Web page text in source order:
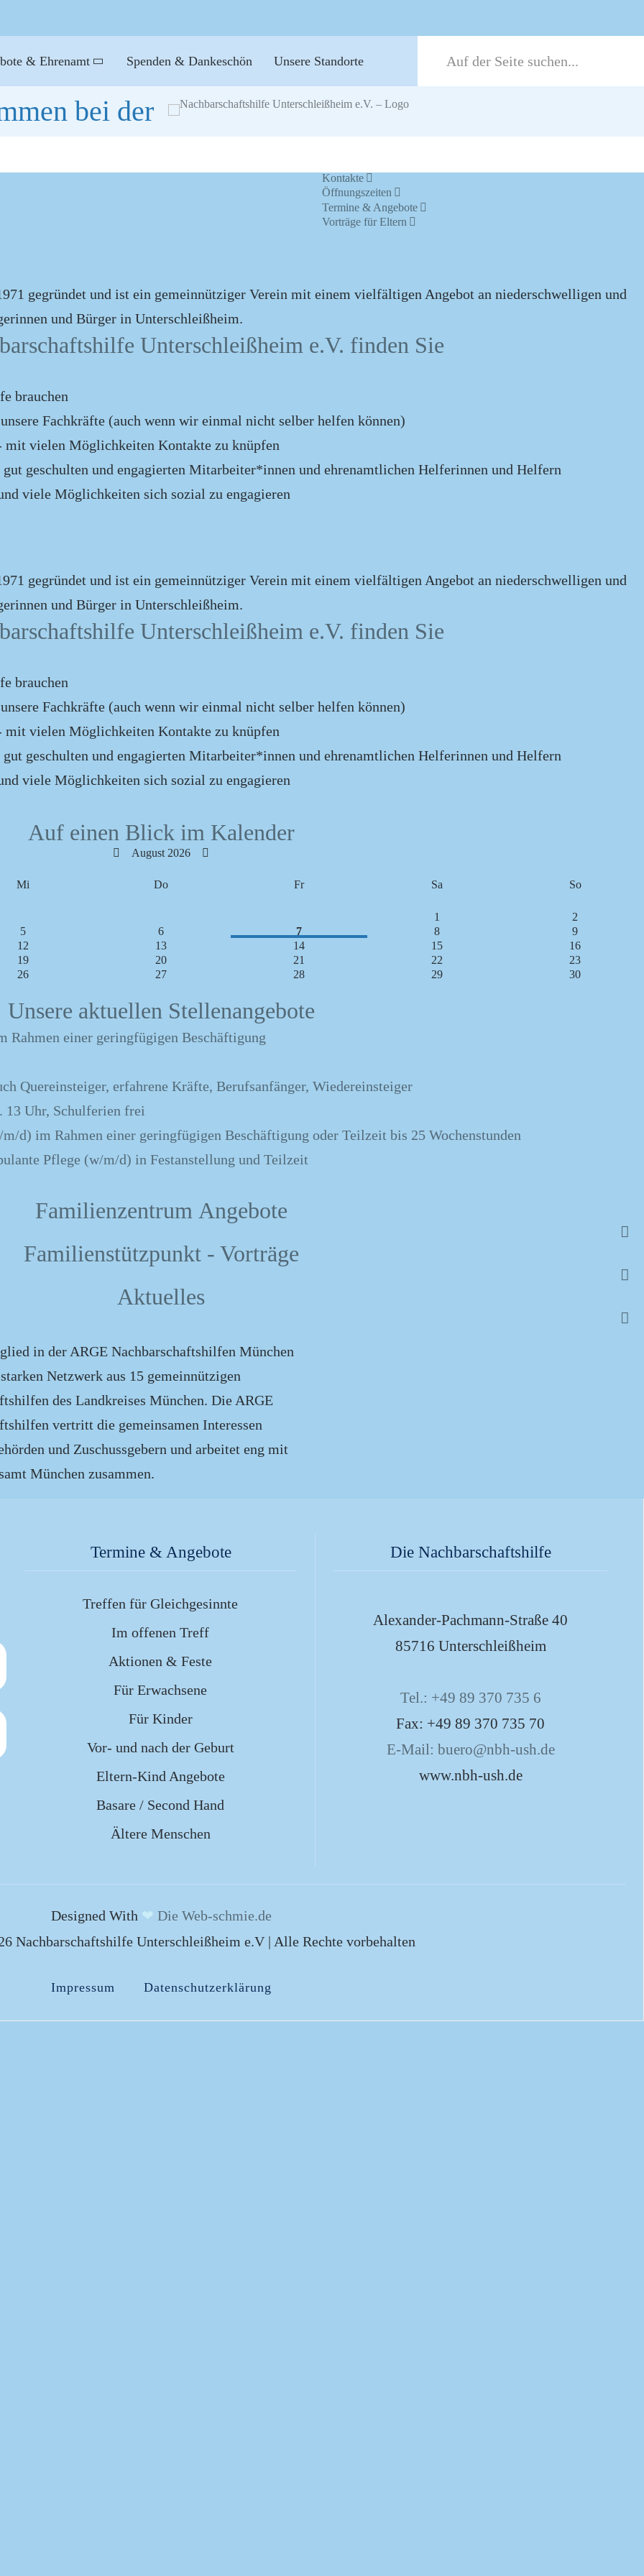
& Ehrenamt Spenden & Dankeschön Unsere Standorte
bei der
Kontakte
Öffnungszeiten
Termine & Angebote
Vorträge für Eltern
gegründet und ist ein gemeinnütziger Verein mit einem vielfältigen Angebot an niederschwelligen und
und Bürger in Unterschleißheim.
Unterschleißheim e.V. finden Sie
brauchen
Fachkräfte (auch wenn wir einmal nicht selber helfen können)
vielen Möglichkeiten Kontakte zu knüpfen
geschulten und engagierten Mitarbeiter*innen und ehrenamtlichen Helferinnen und Helfern
viele Möglichkeiten sich sozial zu engagieren
gegründet und ist ein gemeinnütziger Verein mit einem vielfältigen Angebot an niederschwelligen und
und Bürger in Unterschleißheim.
Unterschleißheim e.V. finden Sie
brauchen
Fachkräfte (auch wenn wir einmal nicht selber helfen können)
vielen Möglichkeiten Kontakte zu knüpfen
geschulten und engagierten Mitarbeiter*innen und ehrenamtlichen Helferinnen und Helfern
viele Möglichkeiten sich sozial zu engagieren
Auf einen Blick im Kalender
August 2026
Mi Do Fr Sa So
1
2
5 6 7 8
9
12 13 14 15
16
19 20 21 22
23
26 27 28 29
30
Unsere aktuellen Stellenangebote
Rahmen einer geringfügigen Beschäftigung
Quereinsteiger, erfahrene Kräfte, Berufsanfänger, Wiedereinsteiger
13 Uhr, Schulferien frei
d) im Rahmen einer geringfügigen Beschäftigung oder Teilzeit bis 25 Wochenstunden
Pflege (w/m/d) in Festanstellung und Teilzeit
Familienzentrum Angebote
Familienstützpunkt - Vorträge
Aktuelles
in der ARGE Nachbarschaftshilfen München
Netzwerk aus 15 gemeinnützigen
des Landkreises München. Die ARGE
vertritt die gemeinsamen Interessen
und Zuschussgebern und arbeitet eng mit
München zusammen.
Termine & Angebote
Treffen für Gleichgesinnte
Im offenen Treff
Aktionen & Feste
Für Erwachsene
Für Kinder
Vor- und nach der Geburt
Eltern-Kind Angebote
Basare / Second Hand
Ältere Menschen
Die Nachbarschaftshilfe
Alexander-Pachmann-Straße 40
85716 Unterschleißheim
Tel.: +49 89 370 735 6
Fax: +49 89 370 735 70
E-Mail: buero@nbh-ush.de
www.nbh-ush.de
Designed With ❤ Die Web-schmie.de
Nachbarschaftshilfe Unterschleißheim e.V | Alle Rechte vorbehalten
Impressum Datenschutzerklärung